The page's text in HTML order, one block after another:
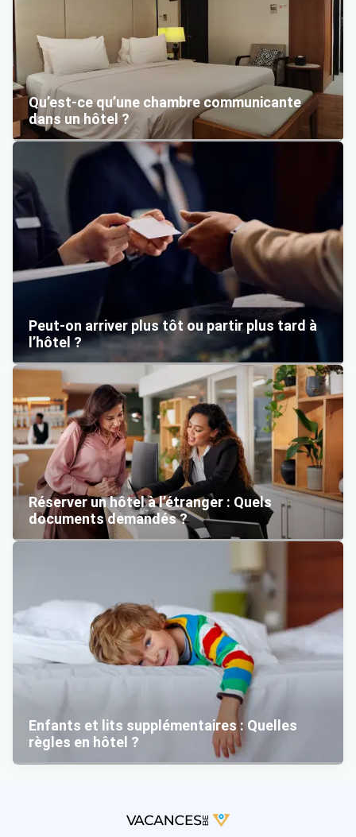
Qu’est-ce qu’une chambre communicante
dans un hôtel ?
Peut-on arriver plus tôt ou partir plus tard à
l’hôtel ?
Réserver un hôtel à l’étranger : Quels
documents demandés ?
Enfants et lits supplémentaires : Quelles
règles en hôtel ?